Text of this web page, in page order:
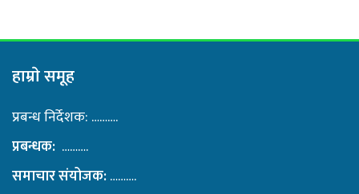
हाम्राे समूह
प्रबन्ध निर्देशक: ……….
प्रबन्धक: ……….
समाचार संयोजक:……….